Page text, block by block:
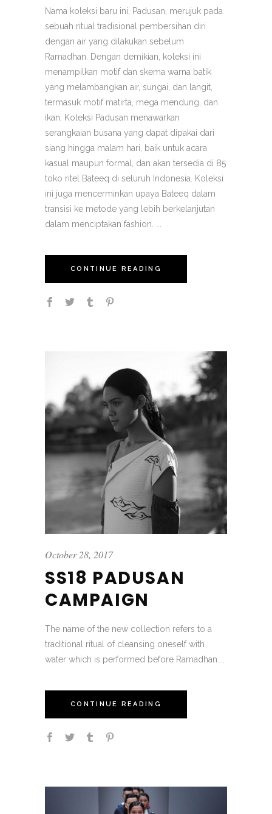
Nama koleksi baru ini, Padusan, merujuk pada
sebuah ritual tradisional pembersihan diri
dengan air yang dilakukan sebelum
Ramadhan. Dengan demikian, koleksi ini
menampilkan motif dan skema warna batik
yang melambangkan air, sungai, dan langit,
termasuk motif matirta, mega mendung, dan
ikan. Koleksi Padusan menawarkan
serangkaian busana yang dapat dipakai dari
siang hingga malam hari, baik untuk acara
kasual maupun formal, dan akan tersedia di 85
toko ritel Bateeq di seluruh Indonesia. Koleksi
ini juga mencerminkan upaya Bateeq dalam
transisi ke metode yang lebih berkelanjutan
dalam menciptakan fashion. ...
CONTINUE READING
October 28, 2017
SS18 PADUSAN
CAMPAIGN
The name of the new collection refers to a
traditional ritual of cleansing oneself with
water which is performed before Ramadhan....
CONTINUE READING